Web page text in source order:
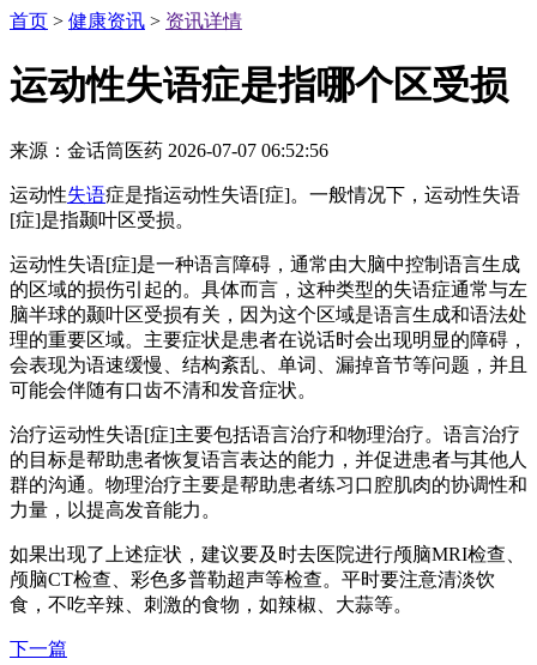
首页 > 健康资讯 > 资讯详情
运动性失语症是指哪个区受损
来源：金话筒医药 2026-07-07 06:52:56
运动性失语症是指运动性失语[症]。一般情况下，运动性失语
[症]是指颞叶区受损。
运动性失语[症]是一种语言障碍，通常由大脑中控制语言生成
的区域的损伤引起的。具体而言，这种类型的失语症通常与左
脑半球的颞叶区受损有关，因为这个区域是语言生成和语法处
理的重要区域。主要症状是患者在说话时会出现明显的障碍，
会表现为语速缓慢、结构紊乱、单词、漏掉音节等问题，并且
可能会伴随有口齿不清和发音症状。
治疗运动性失语[症]主要包括语言治疗和物理治疗。语言治疗
的目标是帮助患者恢复语言表达的能力，并促进患者与其他人
群的沟通。物理治疗主要是帮助患者练习口腔肌肉的协调性和
力量，以提高发音能力。
如果出现了上述症状，建议要及时去医院进行颅脑MRI检查、
颅脑CT检查、彩色多普勒超声等检查。平时要注意清淡饮
食，不吃辛辣、刺激的食物，如辣椒、大蒜等。
下一篇